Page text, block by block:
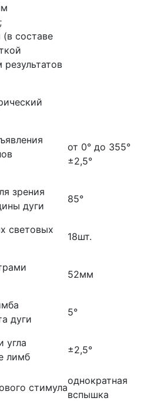
(в составе
от 0° до 355°
±2,5°
зрения
дуги
85°
световых
18шт.
52мм
дуги
5°
угла
лимб
±2,5°
стимула
однократная
вспышка